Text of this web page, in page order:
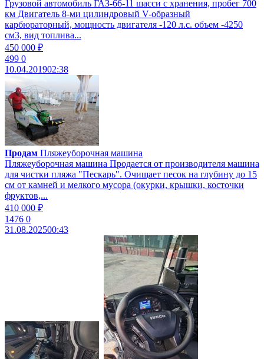
Грузовой автомобиль ГАЗ-66-11 шасси с хранения, пробег 700
км Двигатель 8-ми цилиндровый V-образный
карбюраторный, мощность двигателя -120 л.с. объем -4250
см3, вид топлива...
450 000 ₽
499 0
10.04.201902:38
Продам Пляжеуборочная машина
Пляжеуборочная машина Продается от производителя машина
для чистки пляжа "Пескарь". Очищает песок на глубину до 15
см от камней и мелкого мусора (окурки, крышки, косточки
фруктов,...
410 000 ₽
1476 0
31.08.202500:43